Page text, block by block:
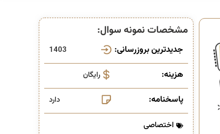
مشخصات نمونه سوال:
جدیدترین بروزرسانی: 1403
هزینه: رایگان
پاسخنامه: دارد
اختصاصی